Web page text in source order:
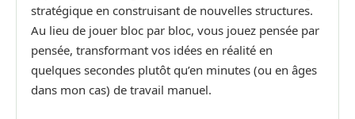
stratégique en construisant de nouvelles structures.
Au lieu de jouer bloc par bloc, vous jouez pensée par
pensée, transformant vos idées en réalité en
quelques secondes plutôt qu’en minutes (ou en âges
dans mon cas) de travail manuel.